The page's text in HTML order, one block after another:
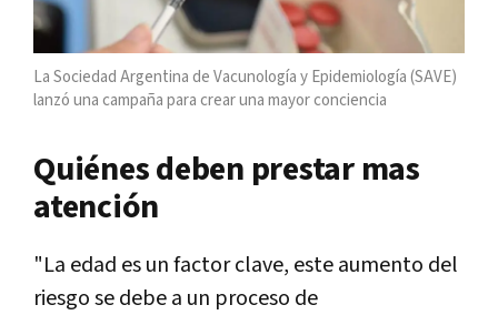
La Sociedad Argentina de Vacunología y Epidemiología (SAVE)
lanzó una campaña para crear una mayor conciencia
Quiénes deben prestar mas
atención
"La edad es un factor clave, este aumento del
riesgo se debe a un proceso de